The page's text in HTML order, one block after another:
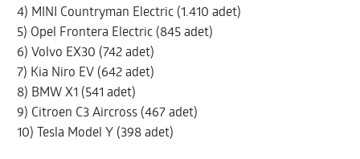
4) MINI Countryman Electric (1.410 adet)
5) Opel Frontera Electric (845 adet)
6) Volvo EX30 (742 adet)
7) Kia Niro EV (642 adet)
8) BMW X1 (541 adet)
9) Citroen C3 Aircross (467 adet)
10) Tesla Model Y (398 adet)